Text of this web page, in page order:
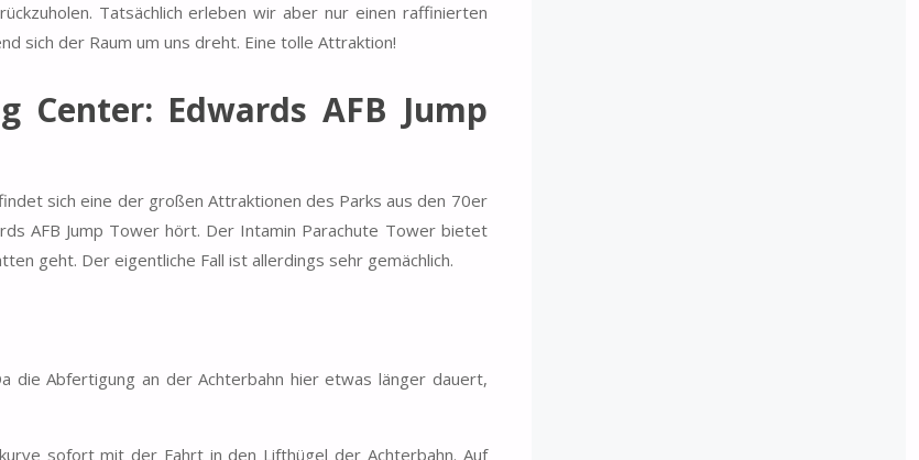
Tatsächlich erleben wir aber nur einen raffinierten
sich der Raum um uns dreht. Eine tolle Attraktion!
Center: Edwards AFB Jump
sich eine der großen Attraktionen des Parks aus den 70er
AFB Jump Tower hört. Der Intamin Parachute Tower bietet
geht. Der eigentliche Fall ist allerdings sehr gemächlich.
die Abfertigung an der Achterbahn hier etwas länger dauert,
sofort mit der Fahrt in den Lifthügel der Achterbahn. Auf